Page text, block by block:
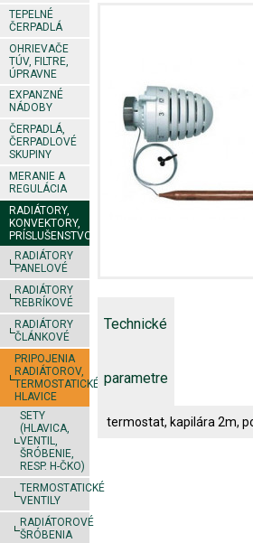
TEPELNÉ
ČERPADLÁ
OHRIEVAČE
TÚV, FILTRE,
ÚPRAVNE
EXPANZNÉ
NÁDOBY
ČERPADLÁ,
ČERPADLOVÉ
SKUPINY
MERANIE A
REGULÁCIA
RADIÁTORY,
KONVEKTORY,
PRÍSLUŠENSTVO
RADIÁTORY
PANELOVÉ
RADIÁTORY
REBRÍKOVÉ
RADIÁTORY
ČLÁNKOVÉ
PRIPOJENIA
RADIÁTOROV,
TERMOSTATICKÉ
HLAVICE
SETY
(HLAVICA,
VENTIL,
ŠRÓBENIE,
RESP. H-ČKO)
TERMOSTATICKÉ
VENTILY
RADIÁTOROVÉ
ŠRÓBENIA
Technické
parametre
termostat, kapilára 2m,